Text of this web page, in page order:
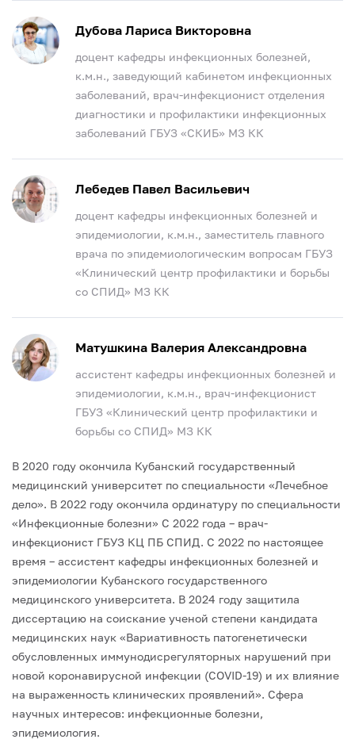
Дубова Лариса Викторовна
доцент кафедры инфекционных болезней,
к.м.н., заведующий кабинетом инфекционных
заболеваний, врач-инфекционист отделения
диагностики и профилактики инфекционных
заболеваний ГБУЗ «СКИБ» МЗ КК
Лебедев Павел Васильевич
доцент кафедры инфекционных болезней и
эпидемиологии, к.м.н., заместитель главного
врача по эпидемиологическим вопросам ГБУЗ
«Клинический центр профилактики и борьбы
со СПИД» МЗ КК
Матушкина Валерия Александровна
ассистент кафедры инфекционных болезней и
эпидемиологии, к.м.н., врач-инфекционист
ГБУЗ «Клинический центр профилактики и
борьбы со СПИД» МЗ КК
В 2020 году окончила Кубанский государственный
медицинский университет по специальности «Лечебное
дело». В 2022 году окончила ординатуру по специальности
«Инфекционные болезни» С 2022 года – врач-
инфекционист ГБУЗ КЦ ПБ СПИД. С 2022 по настоящее
время – ассистент кафедры инфекционных болезней и
эпидемиологии Кубанского государственного
медицинского университета. В 2024 году защитила
диссертацию на соискание ученой степени кандидата
медицинских наук «Вариативность патогенетически
обусловленных иммунодисрегуляторных нарушений при
новой коронавирусной инфекции (COVID-19) и их влияние
на выраженность клинических проявлений». Сфера
научных интересов: инфекционные болезни,
эпидемиология.